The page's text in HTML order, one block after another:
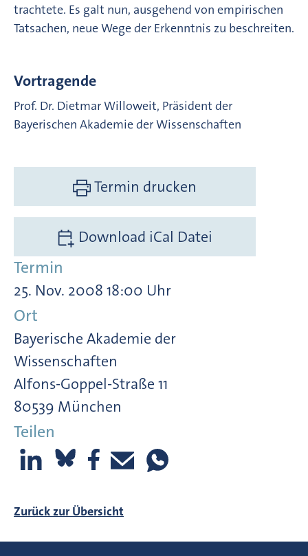
trachtete. Es galt nun, ausgehend von empirischen
Tatsachen, neue Wege der Erkenntnis zu beschreiten.
Vortragende
Prof. Dr. Dietmar Willoweit, Präsident der
Bayerischen Akademie der Wissenschaften
Termin drucken
Download iCal Datei
Termin
25. Nov. 2008 18:00 Uhr
Ort
Bayerische Akademie der
Wissenschaften
Alfons-Goppel-Straße 11
80539 München
Teilen
Zurück zur Übersicht